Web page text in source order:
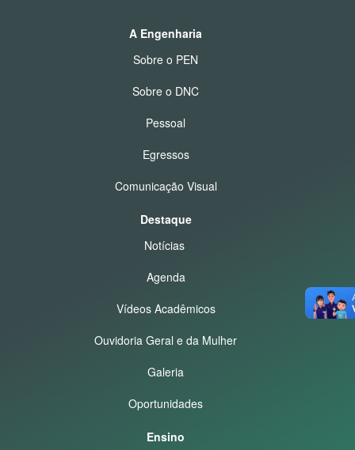
A Engenharia
Sobre o PEN
Sobre o DNC
Pessoal
Egressos
Comunicação Visual
Destaque
Notícias
Agenda
Vídeos Acadêmicos
Ouvidoria Geral e da Mulher
Galeria
Oportunidades
Ensino